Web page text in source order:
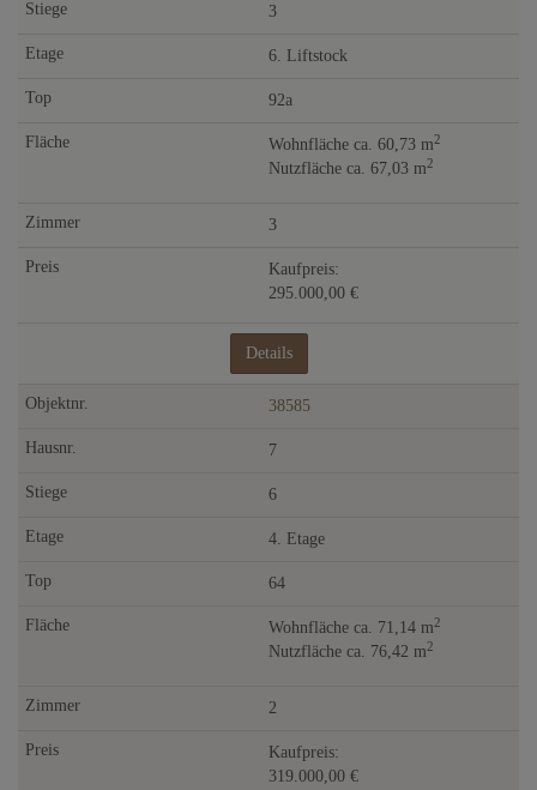
3
6. Liftstock
92a
Wohnfläche ca. 60,73 m2
Nutzfläche ca. 67,03 m2
3
Kaufpreis:
295.000,00 €
Details
38585
7
6
4. Etage
64
Wohnfläche ca. 71,14 m2
Nutzfläche ca. 76,42 m2
2
Kaufpreis:
319.000,00 €